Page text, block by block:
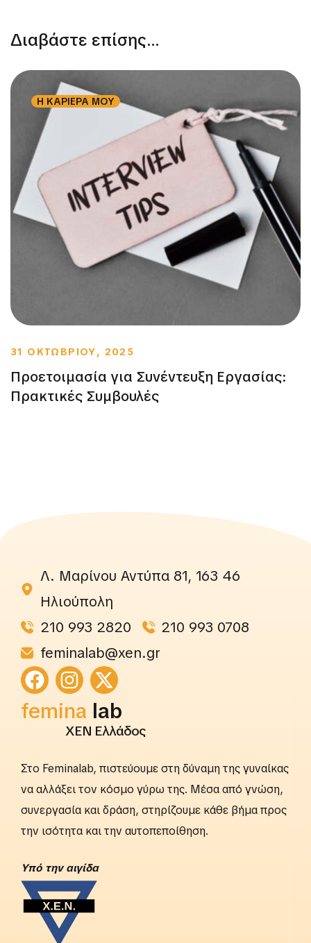
Διαβάστε επίσης...
Η ΚΑΡΙΕΡΑ ΜΟΥ
31 ΟΚΤΩΒΡΙΟΥ, 2025
Προετοιμασία για Συνέντευξη Εργασίας:
Πρακτικές Συμβουλές
Λ. Μαρίνου Αντύπα 81, 163 46
Ηλιούπολη
210 993 2820
210 993 0708
feminalab@xen.gr
femina lab
ΧΕΝ Ελλάδος
Στο Feminalab, πιστεύουμε στη δύναμη της γυναίκας
να αλλάξει τον κόσμο γύρω της. Μέσα από γνώση,
συνεργασία και δράση, στηρίζουμε κάθε βήμα προς
την ισότητα και την αυτοπεποίθηση.
Yπό την αιγίδα